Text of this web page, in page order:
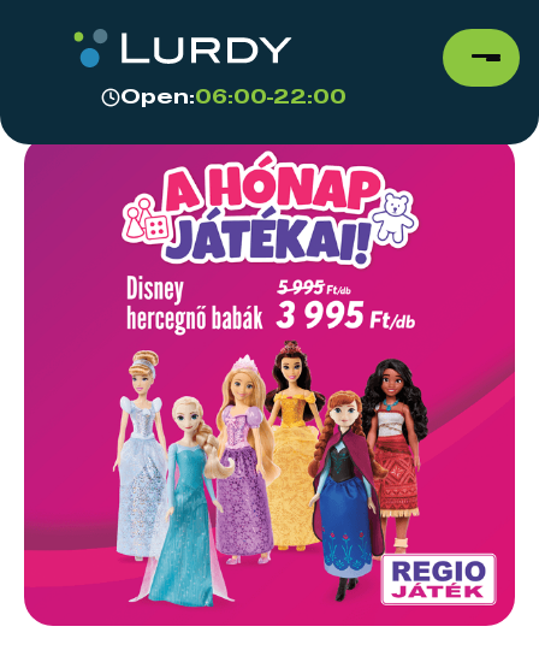
Open:06:00-22:00